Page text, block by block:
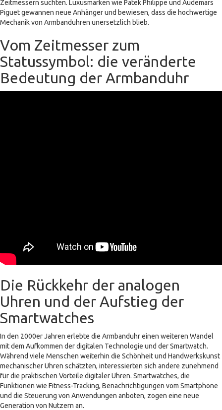
Zeitmessern suchten. Luxusmarken wie Patek Philippe und Audemars
Piguet gewannen neue Anhänger und bewiesen, dass die hochwertige
Mechanik von Armbanduhren unersetzlich blieb.
Vom Zeitmesser zum
Statussymbol: die veränderte
Bedeutung der Armbanduhr
Die Rückkehr der analogen
Uhren und der Aufstieg der
Smartwatches
In den 2000er Jahren erlebte die Armbanduhr einen weiteren Wandel
mit dem Aufkommen der digitalen Technologie und der Smartwatch.
Während viele Menschen weiterhin die Schönheit und Handwerkskunst
mechanischer Uhren schätzten, interessierten sich andere zunehmend
für die praktischen Vorteile digitaler Uhren. Smartwatches, die
Funktionen wie Fitness-Tracking, Benachrichtigungen vom Smartphone
und die Steuerung von Anwendungen anboten, zogen eine neue
Generation von Nutzern an.